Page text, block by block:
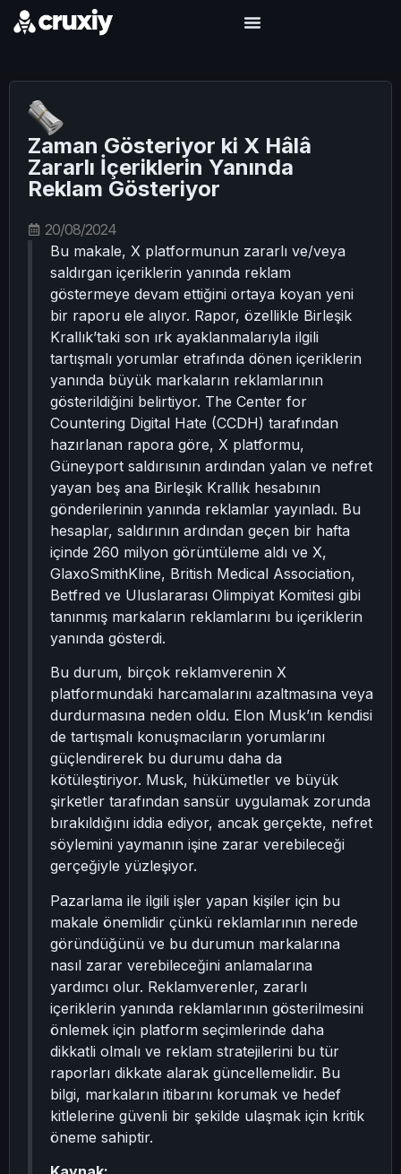
Zaman Gösteriyor ki X Hâlâ
Zararlı İçeriklerin Yanında
Reklam Gösteriyor
20/08/2024
Bu makale, X platformunun zararlı ve/veya
saldırgan içeriklerin yanında reklam
göstermeye devam ettiğini ortaya koyan yeni
bir raporu ele alıyor. Rapor, özellikle Birleşik
Krallık’taki son ırk ayaklanmalarıyla ilgili
tartışmalı yorumlar etrafında dönen içeriklerin
yanında büyük markaların reklamlarının
gösterildiğini belirtiyor. The Center for
Countering Digital Hate (CCDH) tarafından
hazırlanan rapora göre, X platformu,
Güneyport saldırısının ardından yalan ve nefret
yayan beş ana Birleşik Krallık hesabının
gönderilerinin yanında reklamlar yayınladı. Bu
hesaplar, saldırının ardından geçen bir hafta
içinde 260 milyon görüntüleme aldı ve X,
GlaxoSmithKline, British Medical Association,
Betfred ve Uluslararası Olimpiyat Komitesi gibi
tanınmış markaların reklamlarını bu içeriklerin
yanında gösterdi.
Bu durum, birçok reklamverenin X
platformundaki harcamalarını azaltmasına veya
durdurmasına neden oldu. Elon Musk’ın kendisi
de tartışmalı konuşmacıların yorumlarını
güçlendirerek bu durumu daha da
kötüleştiriyor. Musk, hükümetler ve büyük
şirketler tarafından sansür uygulamak zorunda
bırakıldığını iddia ediyor, ancak gerçekte, nefret
söylemini yaymanın işine zarar verebileceği
gerçeğiyle yüzleşiyor.
Pazarlama ile ilgili işler yapan kişiler için bu
makale önemlidir çünkü reklamlarının nerede
göründüğünü ve bu durumun markalarına
nasıl zarar verebileceğini anlamalarına
yardımcı olur. Reklamverenler, zararlı
içeriklerin yanında reklamlarının gösterilmesini
önlemek için platform seçimlerinde daha
dikkatli olmalı ve reklam stratejilerini bu tür
raporları dikkate alarak güncellemelidir. Bu
bilgi, markaların itibarını korumak ve hedef
kitlelerine güvenli bir şekilde ulaşmak için kritik
öneme sahiptir.